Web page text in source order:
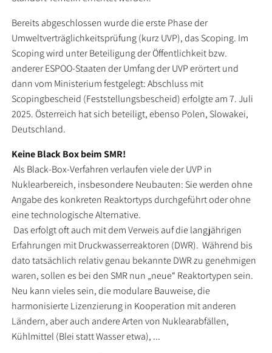
Bereits abgeschlossen wurde die erste Phase der
Umweltverträglichkeitsprüfung (kurz UVP), das Scoping. Im
Scoping wird unter Beteiligung der Öffentlichkeit bzw.
anderer ESPOO-Staaten der Umfang der UVP erörtert und
dann vom Ministerium festgelegt: Abschluss mit
Scopingbescheid (Feststellungsbescheid) erfolgte am 7. Juli
2025. Österreich hat sich beteiligt, ebenso Polen, Slowakei,
Deutschland.
Keine Black Box beim SMR!
Als Black-Box-Verfahren verlaufen viele der UVP in
Nuklearbereich, insbesondere Neubauten: Sie werden ohne
Angabe des konkreten Reaktortyps durchgeführt oder ohne
eine technologische Alternative.
Das erfolgt oft auch mit dem Verweis auf die langjährigen
Erfahrungen mit Druckwasserreaktoren (DWR). Während bis
dato tatsächlich relativ genau bekannte DWR zu genehmigen
waren, sollen es bei den SMR nun „neue“ Reaktortypen sein.
Neu kann vieles sein, die modulare Bauweise, die
harmonisierte Lizenzierung in Kooperation mit anderen
Ländern, aber auch andere Arten von Nuklearabfällen,
Kühlmittel (Blei statt Wasser etwa), ...